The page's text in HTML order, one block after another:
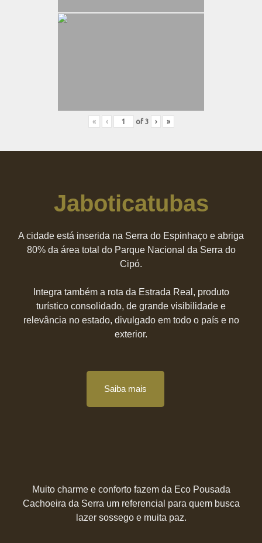
« ‹ of 3 › »
Jaboticatubas
A cidade está inserida na Serra do Espinhaço e abriga
80% da área total do Parque Nacional da Serra do
Cipó.
Integra também a rota da Estrada Real, produto
turístico consolidado, de grande visibilidade e
relevância no estado, divulgado em todo o país e no
exterior.
Saiba mais
Muito charme e conforto fazem da Eco Pousada
Cachoeira da Serra um referencial para quem busca
lazer sossego e muita paz.